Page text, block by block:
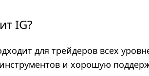
IG?
для трейдеров всех
и хорошую